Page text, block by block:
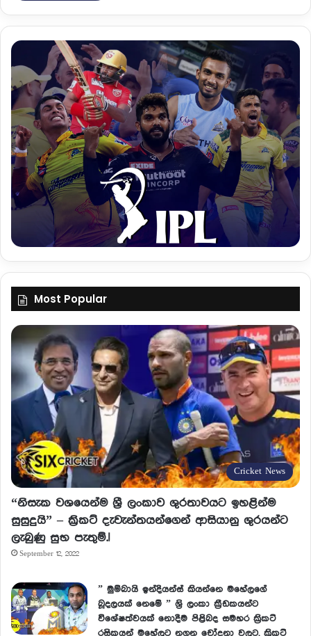
Most Popular
Cricket News
“නිසැක වශයෙන්ම ශ්‍රී ලංකාව ශුරතාවයට ඉහළින්ම
සුසුදුයි” – ක්‍රිකට් දැවැන්තයන්ගෙන් ආසියානු ශුරයන්ට
ලැබුණු සුභ පැතුම්.!
September 12, 2022
” මුම්බායි ඉන්දියන්ස් කියන්නෙ මහේලගේ
බූදලයක් නෙමේ ” ශ්‍රි ලංකා ක්‍රීඩකයන්ට
විශේෂත්වයක් නොදීම පිළිබද සමහර ක්‍රිකට්
රසිකයන් මහේලට නගන චෝදනා වලට, ක්‍රිකට්